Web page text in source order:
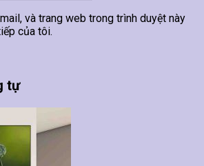
và trang web trong trình duyệt này
của tôi.
tự